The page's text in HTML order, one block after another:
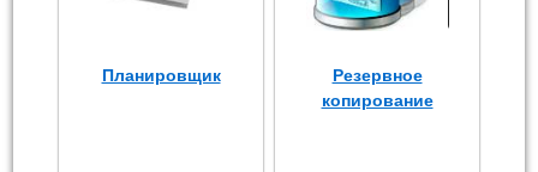
Планировщик
Резервное
копирование